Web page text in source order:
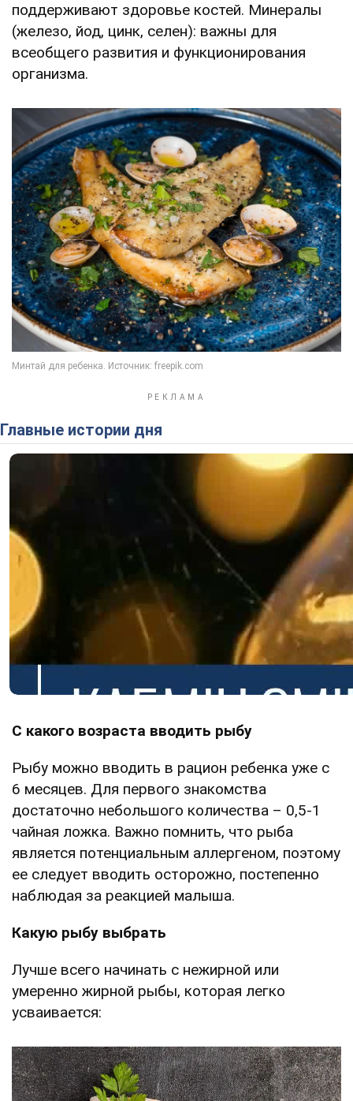
поддерживают здоровье костей. Минералы
(железо, йод, цинк, селен): важны для
всеобщего развития и функционирования
организма.
Главные истории дня
С какого возраста вводить рыбу
Рыбу можно вводить в рацион ребенка уже с
6 месяцев. Для первого знакомства
достаточно небольшого количества – 0,5-1
чайная ложка. Важно помнить, что рыба
является потенциальным аллергеном, поэтому
ее следует вводить осторожно, постепенно
наблюдая за реакцией малыша.
Какую рыбу выбрать
Лучше всего начинать с нежирной или
умеренно жирной рыбы, которая легко
усваивается: